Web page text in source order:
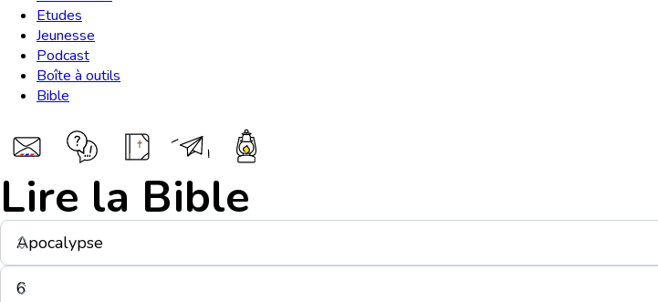
Etudes
Jeunesse
Podcast
Boîte à outils
Bible
Lire la Bible